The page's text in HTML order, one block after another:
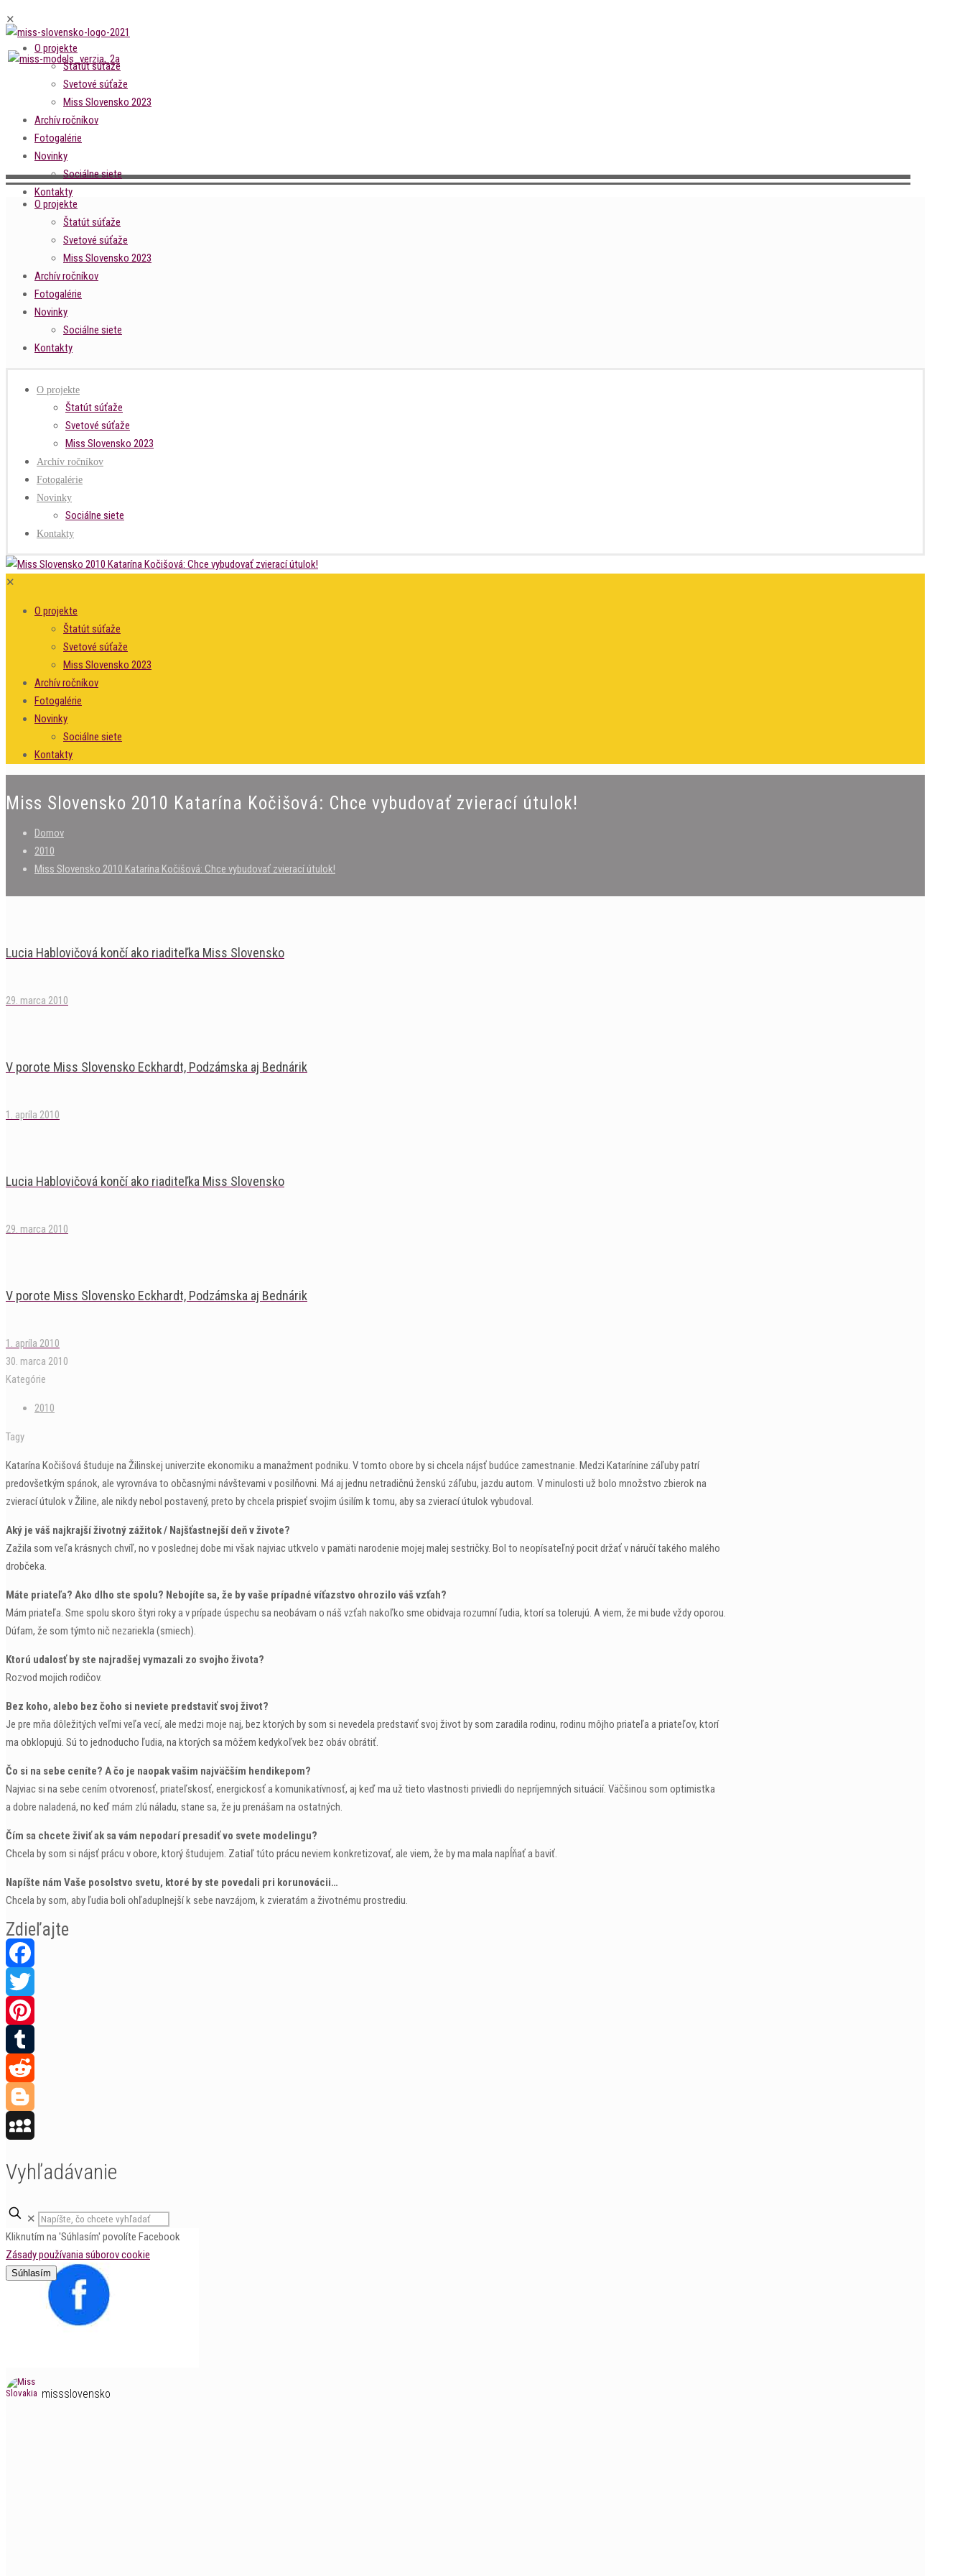
✕
O projekte
Štatút súťaže
Svetové súťaže
Miss Slovensko 2023
Archív ročníkov
Fotogalérie
Novinky
Sociálne siete
Kontakty
O projekte
Štatút súťaže
Svetové súťaže
Miss Slovensko 2023
Archív ročníkov
Fotogalérie
Novinky
Sociálne siete
Kontakty
O projekte
Štatút súťaže
Svetové súťaže
Miss Slovensko 2023
Archív ročníkov
Fotogalérie
Novinky
Sociálne siete
Kontakty
✕
O projekte
Štatút súťaže
Svetové súťaže
Miss Slovensko 2023
Archív ročníkov
Fotogalérie
Novinky
Sociálne siete
Kontakty
Miss Slovensko 2010 Katarína Kočišová: Chce vybudovať zvierací útulok!
Domov
2010
Miss Slovensko 2010 Katarína Kočišová: Chce vybudovať zvierací útulok!
Lucia Hablovičová končí ako riaditeľka Miss Slovensko
29. marca 2010
V porote Miss Slovensko Eckhardt, Podzámska aj Bednárik
1. apríla 2010
Lucia Hablovičová končí ako riaditeľka Miss Slovensko
29. marca 2010
V porote Miss Slovensko Eckhardt, Podzámska aj Bednárik
1. apríla 2010
30. marca 2010
Kategórie
2010
Tagy
Katarína Kočišová študuje na Žilinskej univerzite ekonomiku a manažment podniku. V tomto obore by si chcela nájsť budúce zamestnanie. Medzi Katarínine záľuby patrí
predovšetkým spánok, ale vyrovnáva to občasnými návštevami v posilňovni. Má aj jednu netradičnú ženskú záľubu, jazdu autom. V minulosti už bolo množstvo zbierok na
zvierací útulok v Žiline, ale nikdy nebol postavený, preto by chcela prispieť svojim úsilím k tomu, aby sa zvierací útulok vybudoval.
Aký je váš najkrajší životný zážitok / Najšťastnejší deň v živote?
Zažila som veľa krásnych chvíľ, no v poslednej dobe mi však najviac utkvelo v pamäti narodenie mojej malej sestričky. Bol to neopísateľný pocit držať v náručí takého malého
drobčeka.
Máte priateľa? Ako dlho ste spolu? Nebojíte sa, že by vaše prípadné víťazstvo ohrozilo váš vzťah?
Mám priateľa. Sme spolu skoro štyri roky a v prípade úspechu sa neobávam o náš vzťah nakoľko sme obidvaja rozumní ľudia, ktorí sa tolerujú. A viem, že mi bude vždy oporou.
Dúfam, že som týmto nič nezariekla (smiech).
Ktorú udalosť by ste najradšej vymazali zo svojho života?
Rozvod mojich rodičov.
Bez koho, alebo bez čoho si neviete predstaviť svoj život?
Je pre mňa dôležitých veľmi veľa vecí, ale medzi moje naj, bez ktorých by som si nevedela predstaviť svoj život by som zaradila rodinu, rodinu môjho priateľa a priateľov, ktorí
ma obklopujú. Sú to jednoducho ľudia, na ktorých sa môžem kedykoľvek bez obáv obrátiť.
Čo si na sebe ceníte? A čo je naopak vašim najväčším hendikepom?
Najviac si na sebe cením otvorenosť, priateľskosť, energickosť a komunikatívnosť, aj keď ma už tieto vlastnosti priviedli do nepríjemných situácií. Väčšinou som optimistka
a dobre naladená, no keď mám zlú náladu, stane sa, že ju prenášam na ostatných.
Čím sa chcete živiť ak sa vám nepodarí presadiť vo svete modelingu?
Chcela by som si nájsť prácu v obore, ktorý študujem. Zatiaľ túto prácu neviem konkretizovať, ale viem, že by ma mala napĺňať a baviť.
Napíšte nám Vaše posolstvo svetu, ktoré by ste povedali pri korunovácii…
Chcela by som, aby ľudia boli ohľaduplnejší k sebe navzájom, k zvieratám a životnému prostrediu.
Zdieľajte
Facebook
Twitter
Pinterest
Tumblr
Reddit
Blogger
Vyhľadávanie
✕
Kliknutím na 'Súhlasím' povolíte Facebook
Zásady používania súborov cookie
Súhlasím
missslovensko